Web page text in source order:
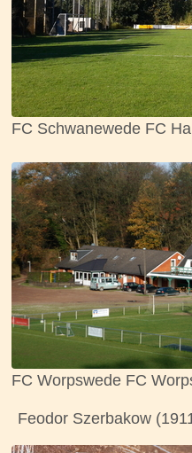
FC Schwanewede FC
FC Worpswede FC
Feodor Szerbakow